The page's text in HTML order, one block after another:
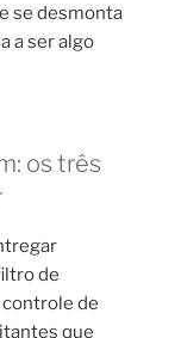
se desmonta
a ser algo
os três
de
de
que